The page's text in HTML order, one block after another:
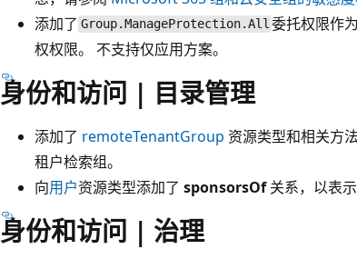
添加了 Group.ManageProtection.All 委托权限作
权权限。 不支持仅应用方案。
身份和访问 | 目录管理
添加了 remoteTenantGroup 资源类型和相关方
租户检索组。
向用户资源类型添加了 sponsorsOf关系，以表示
身份和访问 | 治理